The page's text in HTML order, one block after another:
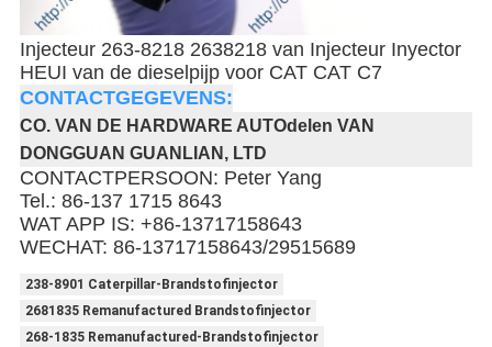
Injecteur 263-8218 2638218 van Injecteur Inyector
HEUI van de dieselpijp voor CAT CAT C7
CONTACTGEGEVENS:
CO. VAN DE HARDWARE AUTOdelen VAN
DONGGUAN GUANLIAN, LTD
CONTACTPERSOON: Peter Yang
Tel.: 86-137 1715 8643
WAT APP IS: +86-13717158643
WECHAT: 86-13717158643/29515689
238-8901 Caterpillar-Brandstofinjector
2681835 Remanufactured Brandstofinjector
268-1835 Remanufactured-Brandstofinjector